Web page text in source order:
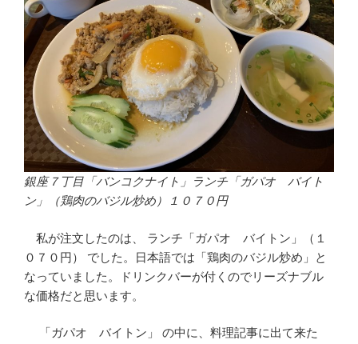
銀座７丁目「バンコクナイト」ランチ「ガパオ バイト
ン」（鶏肉のバジル炒め）１０７０円
私が注文したのは、 ランチ「ガパオ バイトン」（１
０７０円） でした。日本語では「鶏肉のバジル炒め」と
なっていました。ドリンクバーが付くのでリーズナブル
な価格だと思います。
「ガパオ バイトン」 の中に、料理記事に出て来た